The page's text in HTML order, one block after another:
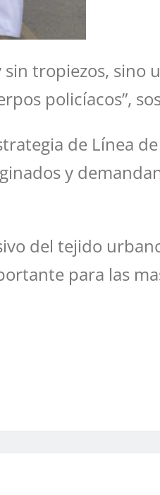
tropiezos, sino
policíacos”,
de Línea
y
del tejido
para las